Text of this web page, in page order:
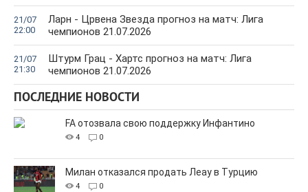
21/07
22:00
Ларн - Црвена Звезда прогноз на матч: Лига
чемпионов 21.07.2026
21/07
21:30
Штурм Грац - Хартс прогноз на матч: Лига
чемпионов 21.07.2026
ПОСЛЕДНИЕ НОВОСТИ
FA отозвала свою поддержку Инфантино
4 0
Милан отказался продать Леау в Турцию
4 0